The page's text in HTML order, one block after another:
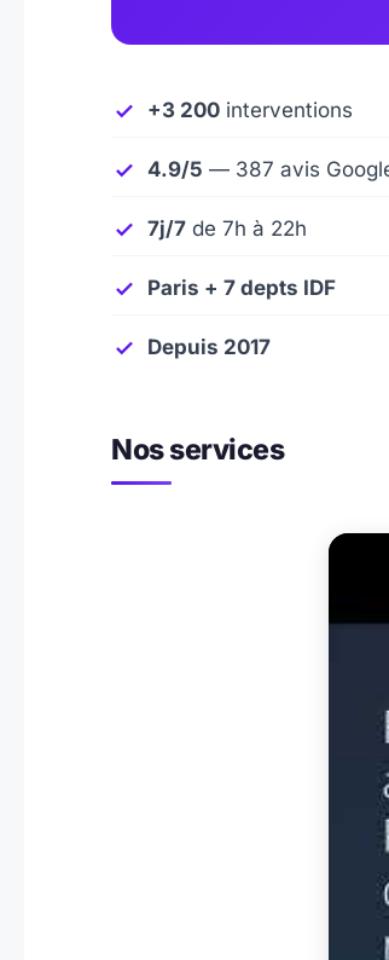
+3 200 interventions
4.9/5 — 387 avis
7j/7 de 7h à 22h
Paris + 7 depts IDF
Depuis 2017
Nos services